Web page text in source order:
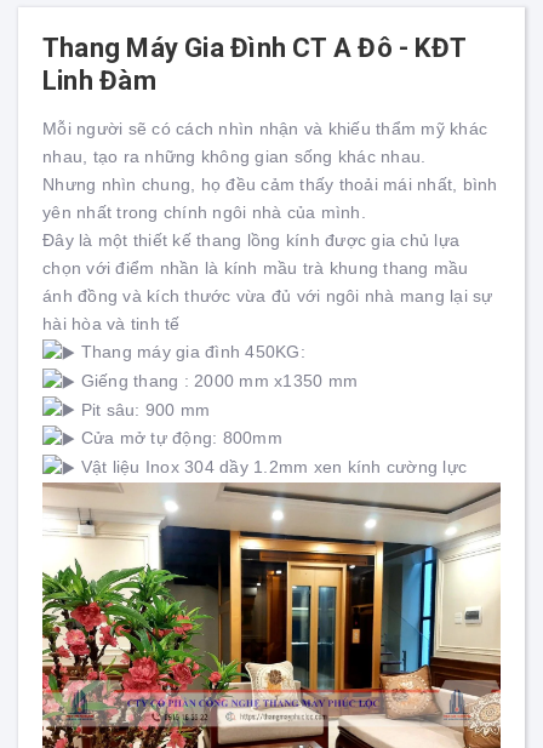
Thang Máy Gia Đình CT A Đô - KĐT
Linh Đàm
Mỗi người sẽ có cách nhìn nhận và khiếu thẩm mỹ khác
nhau, tạo ra những không gian sống khác nhau.
Nhưng nhìn chung, họ đều cảm thấy thoải mái nhất, bình
yên nhất trong chính ngôi nhà của mình.
Đây là một thiết kế thang lồng kính được gia chủ lựa
chọn với điểm nhần là kính mầu trà khung thang mầu
ánh đồng và kích thước vừa đủ với ngôi nhà mang lại sự
hài hòa và tinh tế
Thang máy gia đình 450KG:
Giếng thang : 2000 mm x1350 mm
Pit sâu: 900 mm
Cửa mở tự động: 800mm
Vật liệu Inox 304 dầy 1.2mm xen kính cường lực